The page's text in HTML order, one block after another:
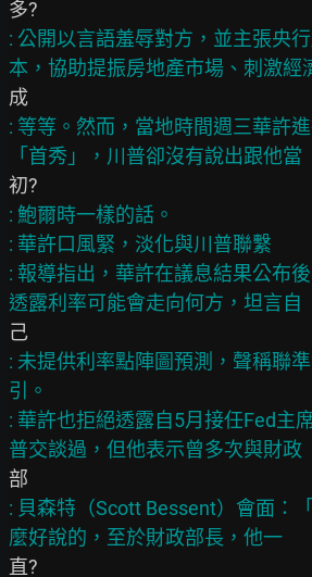
: 公開以言語羞辱對方，並主張央
: 等等。然而，當地時間週三華許
: 鮑爾時一樣的話。
: 華許口風緊，淡化與川普聯繫
: 報導指出，華許在議息結果公布
: 未提供利率點陣圖預測，聲稱聯
引。
: 華許也拒絕透露自5月接任Fed主
: 貝森特（Scott Bessent）會面：